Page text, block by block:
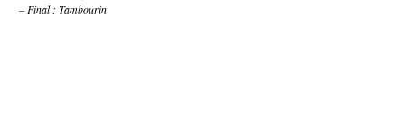
– Final : Tambourin